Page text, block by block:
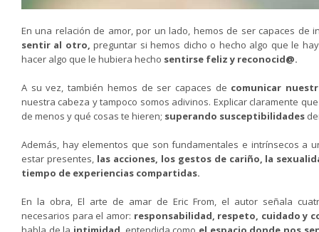
En una relación de amor, por un lado, hemos de ser capaces de
sentir al otro, preguntar si hemos dicho o hecho algo que le
hacer algo que le hubiera hecho sentirse feliz y reconocid@.
A su vez, también hemos de ser capaces de comunicar
nuestra cabeza y tampoco somos adivinos. Explicar claramente
de menos y qué cosas te hieren; superando susceptibilidades
Además, hay elementos que son fundamentales e intrínsecos a
estar presentes, las acciones, los gestos de cariño, la
tiempo de experiencias compartidas.
En la obra, El arte de amar de Eric From, el autor señala
necesarios para el amor: responsabilidad, respeto, cuidado y